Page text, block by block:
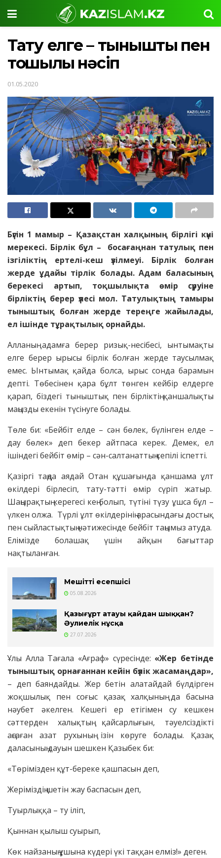
Тату елге – тыныштық пен
тоқшылық нәсіп
01.05.2020
Бүгін 1 мамыр – Қазақстан халқының бірлігі күні
мерекесі. Бірлік бұл – босағаңнан татулық пен
ізгіліктің ертелі-кеш үзілмеуі. Бірлік болған
жерде ұдайы тірлік болады. Адам баласының
берекесі артып, тоқшылықта өмір сүруіне
бірліктің берер үлесі мол. Татулықтың тамыры
тыныштық болған жерде тереңге жайылады,
ел ішінде тұрақтылық орнайды.
Алланың адамға берер ризық-несібесі, ынтымақты
елге берер ырысы бірлік болған жерде таусылмақ
емес. ЬІнтымақ қайда болса, ырыс сонда барамын
депті. Төбесінен қара бұлт төнген кейбір елдерге
қарап, біздегі тыныштық пен бірліктің қаншалықты
маңызды екенін түсінуге болады.
Төле би: «Бейбіт елде – сән бөлек, бүлінген елде –
дау бөлек» деп бекер айтпаса керек. Демек, ел
ішіндегі бейбіт өмір – сән-салтанаттың кепілі іспетті.
Қазіргі таңда аядай Отан құшағында қаншама ұлт
өкілдері бірлесіп, тату-тәтті өмір сүріп жатыр.
Шаңырақтың керегесі кең болып, түтіні түзу ұшса бұл –
үлкен олжа. Түрлі ұлт өкілдерінің арасындағы достық
пен сыйластықтың нəтижесінде бейбіт таңымыз атуда.
Елімізде болашақ үшін айқын бағыттар
нақтыланған.
Мешіттің есепшісі
05.08.2026
Қазығұрт атауы қайдан шыққан?
Әулиелік нұсқа
27.07.2026
Ұлы Алла Тағала «Ағраф» сүресінде: «Жер бетінде
тыныштық орнағаннан кейін бүлік жасамаңдар»,
– деп баяндайды. Жер бетін алатайдай бүлдірген
жоқшылық пен соғыс қазақ халқының да басына
нәубет әкелген. Кешегі ер етігімен су кешкен
сәттерден халықтың қайсарлығын, тәуелсіздікті
аңсаған азат рухының ізін көруге болады. Қазақ
даласының дауын шешкен Қазыбек би:
«Төрімізден құт-береке қашпасын деп,
Жеріміздің шетін жау баспасын деп,
Туырлыққа – ту іліп,
Қыннан қылыш суырып,
Көк найзаның ұшына күдері үкі таққан елміз!» деген.